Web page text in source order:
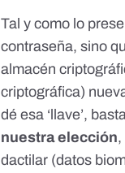
Tal y como lo
contraseña, sino
almacén
criptográfica)
dé esa ‘llave’,
nuestra elección,
dactilar (datos